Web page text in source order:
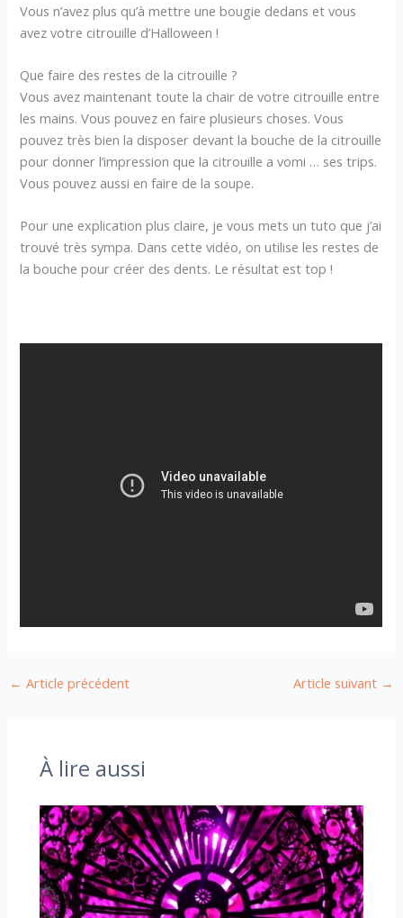
Vous n’avez plus qu’à mettre une bougie dedans et vous
avez votre citrouille d’Halloween !
Que faire des restes de la citrouille ?
Vous avez maintenant toute la chair de votre citrouille entre
les mains. Vous pouvez en faire plusieurs choses. Vous
pouvez très bien la disposer devant la bouche de la citrouille
pour donner l’impression que la citrouille a vomi … ses trips.
Vous pouvez aussi en faire de la soupe.
Pour une explication plus claire, je vous mets un tuto que j’ai
trouvé très sympa. Dans cette vidéo, on utilise les restes de
la bouche pour créer des dents. Le résultat est top !
← Article précédent Article suivant →
À lire aussi